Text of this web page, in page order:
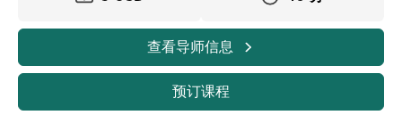
自信地应用所学知识。
通过我的课程，学生将提高解决问题的能力，增强对数学
的信心，并建立坚实的基础，支持他们的学术成功。他们
还将学习有效的技巧，以清晰准确的方式应对考试和作
查看导师信息
预订课程